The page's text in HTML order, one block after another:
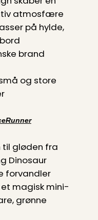
atmosfære
på hylde,
brand
og store
til gløden fra
Dinosaur
forvandler
magisk mini-
grønne